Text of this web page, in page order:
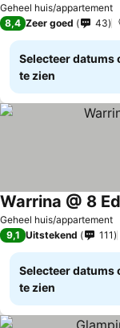
Geheel huis/appartement
8,4 Zeer goed 43
Selecteer datums
te zien
Geheel huis/appartement
Warrina @ 8
9,1 Uitstekend 111
Selecteer datums
te zien